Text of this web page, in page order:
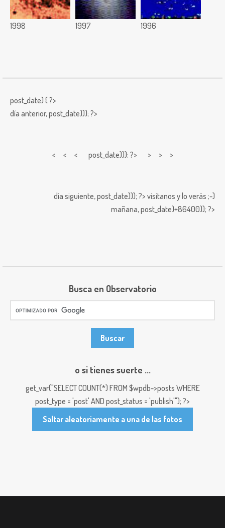
1998 1997 1996
post_date) { ?>
día anterior,post_date))); ?>
< < < post_date))); ?> > > >
día siguiente,post_date))); ?> visitanos y lo verás ;-)
mañana,post_date)+86400)); ?>
Busca en Observatorio
o si tienes suerte ...
get_var("SELECT COUNT(*) FROM $wpdb->posts WHERE
post_type = 'post' AND post_status = 'publish'"); ?>
Saltar aleatoriamente a una de las fotos